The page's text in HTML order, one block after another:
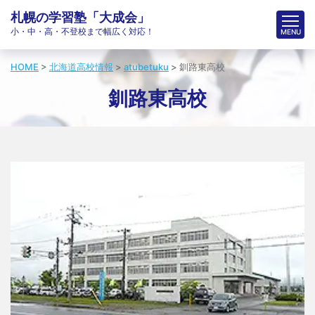
札幌の学習塾「大成会」
小・中・高・不登校まで幅広く対応！
HOME > 北海道高校情報 > atubetuku > 釧路東高校
釧路東高校